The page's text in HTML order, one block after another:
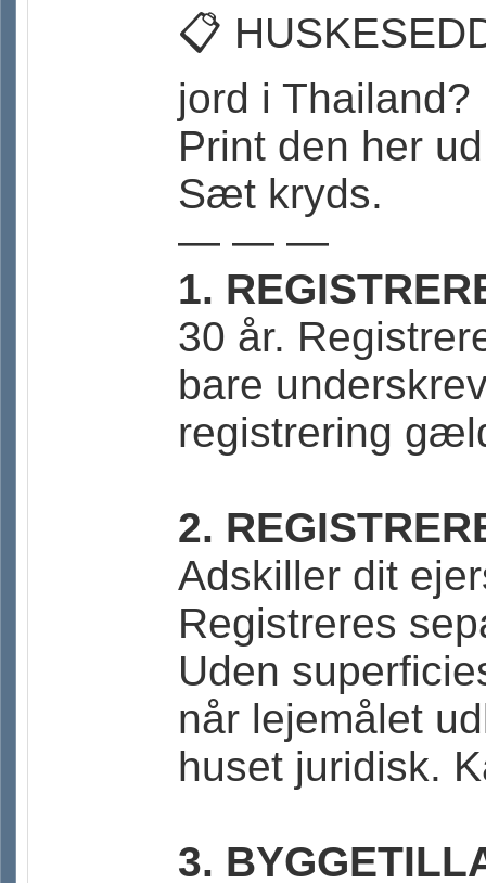
📋
jord i Thailand?
Print den her
Sæt kryds.
— — —
1.
30 år.
bare
registrering
2.
Adskiller dit
Registreres
Uden
når lejemålet
huset juridisk.
3.